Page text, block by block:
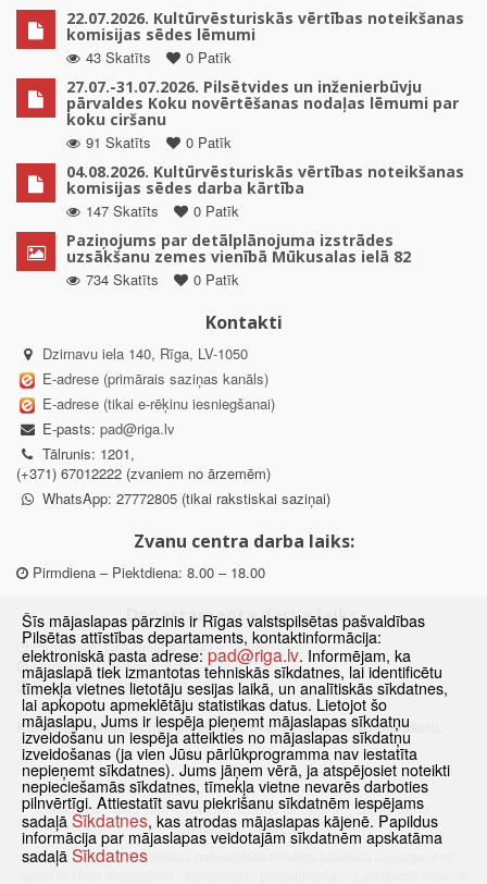
22.07.2026. Kultūrvēsturiskās vērtības noteikšanas
komisijas sēdes lēmumi
43 Skatīts
0 Patīk
27.07.-31.07.2026. Pilsētvides un inženierbūvju
pārvaldes Koku novērtēšanas nodaļas lēmumi par
koku ciršanu
91 Skatīts
0 Patīk
04.08.2026. Kultūrvēsturiskās vērtības noteikšanas
komisijas sēdes darba kārtība
147 Skatīts
0 Patīk
Paziņojums par detālplānojuma izstrādes
uzsākšanu zemes vienībā Mūkusalas ielā 82
734 Skatīts
0 Patīk
Kontakti
Dzirnavu iela 140, Rīga, LV-1050
E-adrese (primārais saziņas kanāls)
E-adrese (tikai e-rēķinu iesniegšanai)
E-pasts: pad@riga.lv
Tālrunis: 1201,
(+371) 67012222 (zvaniem no ārzemēm)
WhatsApp: 27772805 (tikai rakstiskai saziņai)
Zvanu centra darba laiks:
Pirmdiena – Piektdiena: 8.00 – 18.00
Departamenta darba laiks:
Pirmdiena, Ceturtdiena: 8.30 – 18.00
Otrdiena, Trešdiena: 8.30 – 17.00
Piektdiena: 8.30 – 15.00
Klātienes konsultācijas pieejamas tikai ar iepriekšēju pierakstu.
Sākums Jaunumi Biežāk uzdotie jautājumi
Lapas karte
Sīkdatnes
Kontakti
© 2021 Rīgas valstspilsētas pašvaldības Pilsētas attīstības departaments.
Šīs mājaslapas pārzinis ir Rīgas valstspilsētas pašvaldības
Pilsētas attīstības departaments, kontaktinformācija:
elektroniskā pasta adrese: pad@riga.lv. Informējam, ka
mājaslapā tiek izmantotas tehniskās sīkdatnes, lai identificētu
tīmekļa vietnes lietotāju sesijas laikā, un analītiskās sīkdatnes,
lai apkopotu apmeklētāju statistikas datus. Lietojot šo
mājaslapu, Jums ir iespēja pieņemt mājaslapas sīkdatņu
izveidošanu un iespēja atteikties no mājaslapas sīkdatņu
izveidošanas (ja vien Jūsu pārlūkprogramma nav iestatīta
nepieņemt sīkdatnes). Jums jāņem vērā, ja atspējosiet noteikti
nepieciešamās sīkdatnes, tīmekļa vietne nevarēs darboties
pilnvērtīgi. Attiestatīt savu piekrišanu sīkdatnēm iespējams
sadaļā Sīkdatnes, kas atrodas mājaslapas kājenē. Papildus
informācija par mājaslapas veidotajām sīkdatnēm apskatāma
sadaļā Sīkdatnes